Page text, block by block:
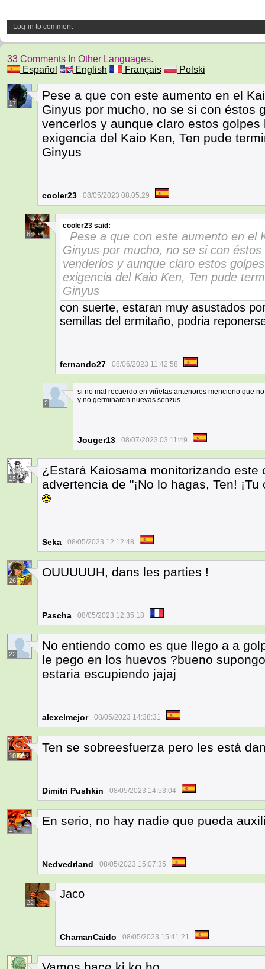
Log-in to comment
33 Comments In Other Languages.
Español
English Français Polski
17
Pese a que con este aumento en el
Ginyus por mucho, no se si con éstos
vencerlos y aunque claro estos
exigencia del Kaio Ken, Ten pude
Ginyus
cooler23 08/05/2023 08:05:29
6
cooler23 said:
Pese a que con este aumento en el
Ginyus por mucho, no se si con
venderlos y aunque claro estos
exigencia del Kaio Ken, Ten pude
Ginyus
con suerte, estaran muy asustados
semillas del ermitaño, podria
fernando27 08/06/2023 11:42:58
2
si no mal recuerdo en viñetas anteriores menciono que
y no germinaron nuevas senzus
Jouger13 08/07/2023 03:11:49
15
¿Estará Kaiosama monitorizando
advertencia de "¡No lo hagas, Ten!
Seka 08/05/2023 12:12:48
26
OUUUUUH, dans les parties !
Pascha 08/05/2023 12:35:18
22
No entiendo como es que llego a a
le pego en los huevos ?bueno
estaria escupiendo jajaj
alexelmejor 08/05/2023 14:38:31
10
Ten se sobreesfuerza pero les está
Dimitri Pushkin 08/05/2023 14:53:04
1
En serio, no hay nadie que pueda
Nedvedrland 08/05/2023 15:07:35
22
Jaco
ChamanCaido 08/05/2023 15:41:21